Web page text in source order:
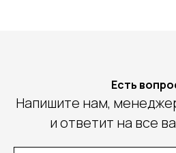
Есть
Напишите нам,
и ответит на все